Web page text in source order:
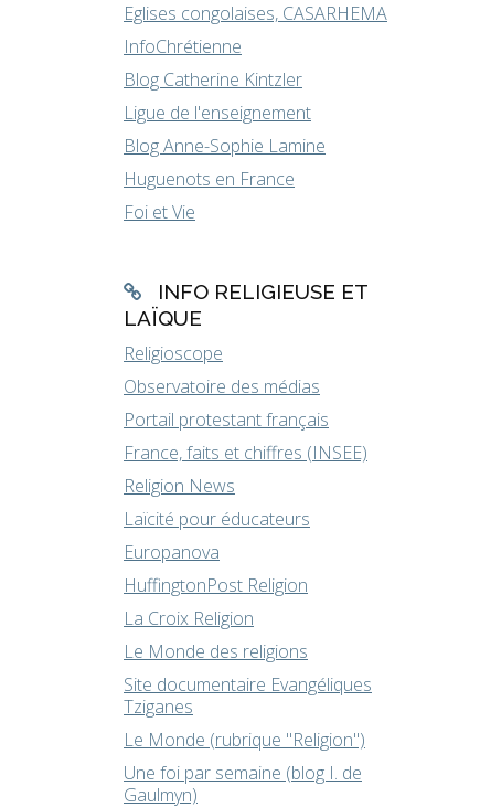
Eglises congolaises, CASARHEMA
InfoChrétienne
Blog Catherine Kintzler
Ligue de l'enseignement
Blog Anne-Sophie Lamine
Huguenots en France
Foi et Vie
INFO RELIGIEUSE ET
LAÏQUE
Religioscope
Observatoire des médias
Portail protestant français
France, faits et chiffres (INSEE)
Religion News
Laïcité pour éducateurs
Europanova
HuffingtonPost Religion
La Croix Religion
Le Monde des religions
Site documentaire Evangéliques
Tziganes
Le Monde (rubrique "Religion")
Une foi par semaine (blog I. de
Gaulmyn)